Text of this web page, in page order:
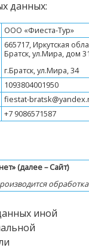
данных:
ООО «Фиеста-Тур»
665717, Иркутская
Братск, ул.Мира, дом
г.Братск, ул.Мира, 34
1093804001950
fiestat-
+7 9086571587
(далее – Сайт)
иной